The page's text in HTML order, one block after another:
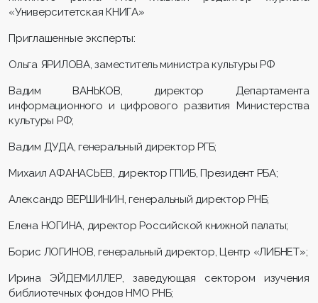
«Университетская КНИГА»
Приглашенные эксперты:
Ольга ЯРИЛОВА, заместитель министра культуры РФ
Вадим ВАНЬКОВ, директор Департамента
информационного и цифрового развития Министерства
культуры РФ;
Вадим ДУДА, генеральный директор РГБ;
Михаил АФАНАСЬЕВ, директор ГПИБ, Президент РБА;
Александр ВЕРШИНИН, генеральный директор РНБ;
Елена НОГИНА, директор Российской книжной палаты;
Борис ЛОГИНОВ, генеральный директор, Центр «ЛИБНЕТ»;
Ирина ЭЙДЕМИЛЛЕР, заведующая сектором изучения
библиотечных фондов НМО РНБ;